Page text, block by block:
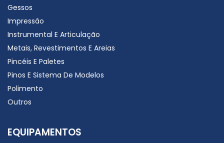
Gessos
Impressão
Instrumental E Articulação
Metais, Revestimentos E Areias
Pincéis E Paletes
Pinos E Sistema De Modelos
Polimento
Outros
EQUIPAMENTOS